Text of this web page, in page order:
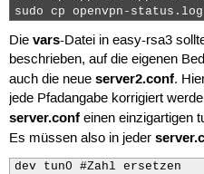
sudo cp openvpn-
Die vars-Datei in easy-rsa3
beschrieben, auf die eigenen
auch die neue server2.conf.
jede Pfadangabe korrigiert
server.confeinen einzigartigen
Es müssen also in jeder
dev tun0 #Zahl ersetzen